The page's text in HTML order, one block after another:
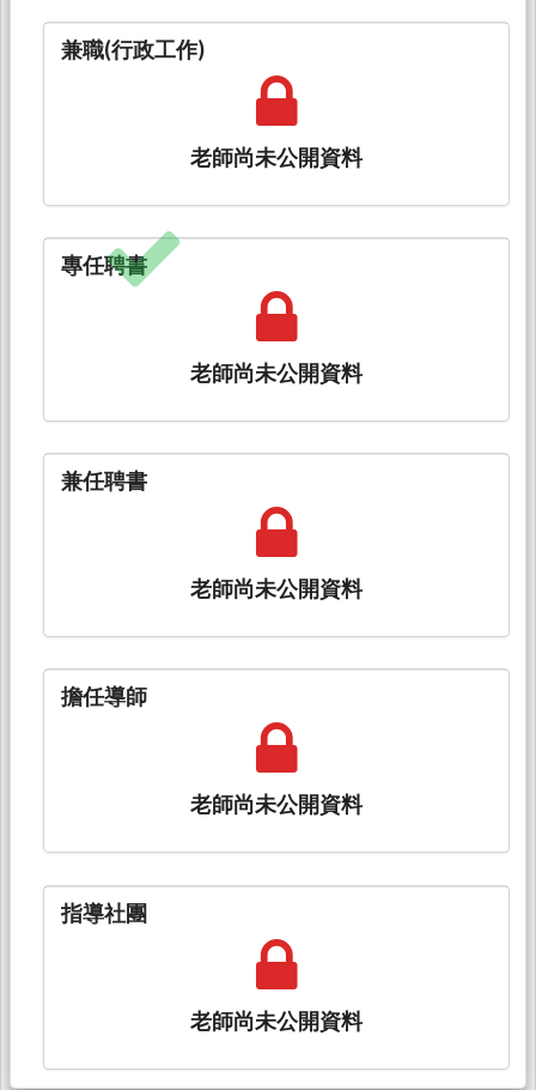
兼職(行政工作)
老師尚未公開資料
專任聘書
老師尚未公開資料
兼任聘書
老師尚未公開資料
擔任導師
老師尚未公開資料
指導社團
老師尚未公開資料